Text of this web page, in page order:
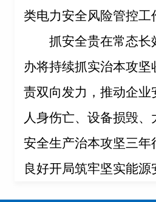
类电力安全风险管控
抓安全贵在常态长
办将持续抓实治本攻
责双向发力，推动企
人身伤亡、设备损毁
安全生产治本攻坚三年
良好开局筑牢坚实能源